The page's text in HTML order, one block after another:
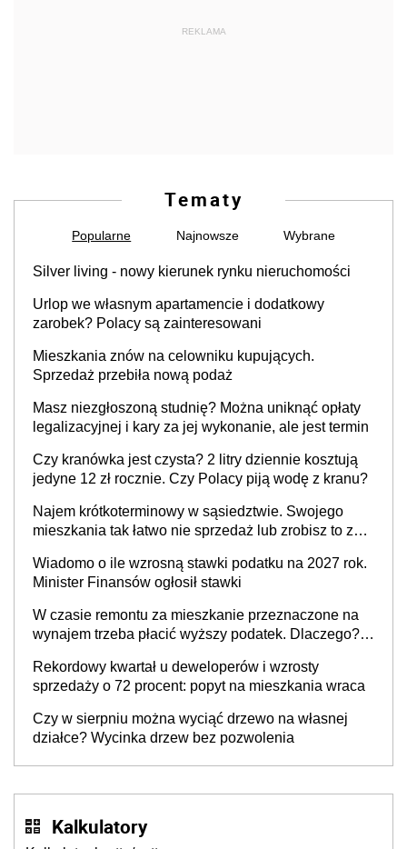
REKLAMA
Tematy
Popularne Najnowsze Wybrane
Silver living - nowy kierunek rynku nieruchomości
Urlop we własnym apartamencie i dodatkowy
zarobek? Polacy są zainteresowani
Mieszkania znów na celowniku kupujących.
Sprzedaż przebiła nową podaż
Masz niezgłoszoną studnię? Można uniknąć opłaty
legalizacyjnej i kary za jej wykonanie, ale jest termin
Czy kranówka jest czysta? 2 litry dziennie kosztują
jedyne 12 zł rocznie. Czy Polacy piją wodę z kranu?
Najem krótkoterminowy w sąsiedztwie. Swojego
mieszkania tak łatwo nie sprzedaż lub zrobisz to ze
Wiadomo o ile wzrosną stawki podatku na 2027 rok.
Minister Finansów ogłosił stawki
W czasie remontu za mieszkanie przeznaczone na
wynajem trzeba płacić wyższy podatek. Dlaczego?
Rekordowy kwartał u deweloperów i wzrosty
sprzedaży o 72 procent: popyt na mieszkania wraca
Czy w sierpniu można wyciąć drzewo na własnej
działce? Wycinka drzew bez pozwolenia
Kalkulatory